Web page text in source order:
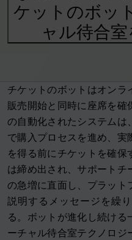
ケットのボッ
ャル待合
チケットのボットはオンラ
販売開始と同時に座席を確
の自動化されたシステムは
で購入プロセスを進め、実
を得る前にチケットを確保
は締め出され、サポートチ
の急増に直面し、プラット
説明するメッセージを繰
る。ボットが進化し続け
ーチャル待合室テクノロジ